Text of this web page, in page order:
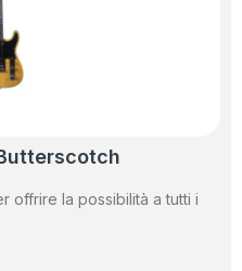
offrire la possibilità a tutti i